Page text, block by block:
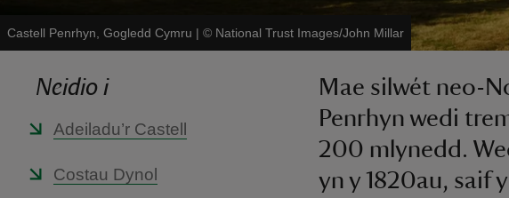
Castell Penrhyn, Gogledd Cymru | © National Trust Images/John Millar
Neidio i
Adeiladu’r Castell
Costau Dynol
Mae silwét neo-
Penrhyn wedi
200 mlynedd.
yn y 1820au, saif